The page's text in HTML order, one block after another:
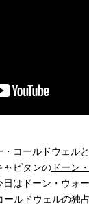
・コールドウェル
ャピタンの ドーン
はドーン・ウォ
ルドウェルの独